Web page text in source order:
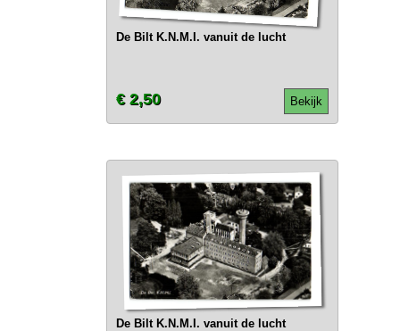
De Bilt K.N.M.I. vanuit de lucht
Bekijk
€ 2,50
De Bilt K.N.M.I. vanuit de lucht